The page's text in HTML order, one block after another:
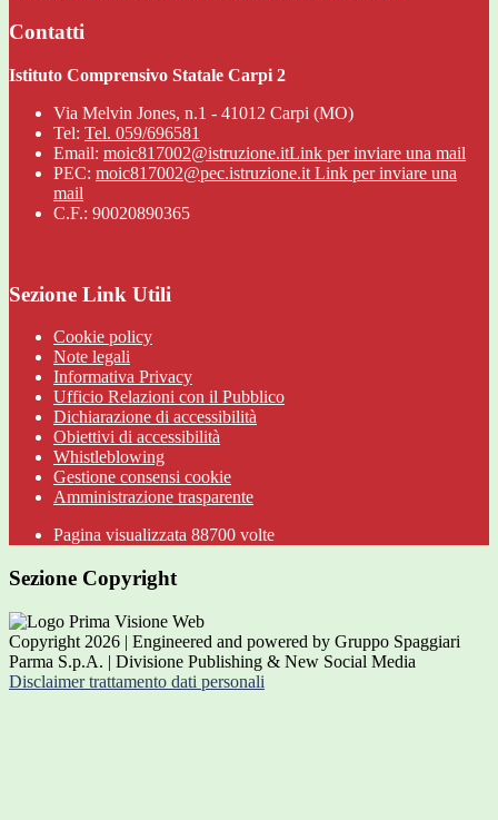
Contatti
Istituto Comprensivo Statale Carpi 2
Via Melvin Jones, n.1 - 41012 Carpi (MO)
Tel: Tel. 059/696581
Email: moic817002@istruzione.itLink per inviare una mail
PEC: moic817002@pec.istruzione.it Link per inviare una
mail
C.F.: 90020890365
Sezione Link Utili
Cookie policy
Note legali
Informativa Privacy
Ufficio Relazioni con il Pubblico
Dichiarazione di accessibilità
Obiettivi di accessibilità
Whistleblowing
Gestione consensi cookie
Amministrazione trasparente
Pagina visualizzata 88700 volte
Sezione Copyright
Copyright 2026 | Engineered and powered by Gruppo Spaggiari
Parma S.p.A. | Divisione Publishing & New Social Media
Disclaimer trattamento dati personali